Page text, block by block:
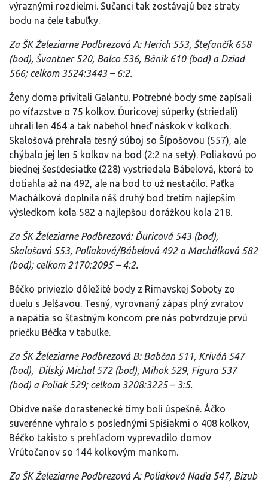
výraznými rozdielmi. Sučanci tak zostávajú bez straty
bodu na čele tabuľky.
Za ŠK Železiarne Podbrezová A: Herich 553, Štefančík 658
(bod), Švantner 520, Balco 536, Bánik 610 (bod) a Dziad
566; celkom 3524:3443 – 6:2.
Ženy doma privítali Galantu. Potrebné body sme zapísali
po víťazstve o 75 kolkov. Ďuricovej súperky (striedali)
uhrali len 464 a tak nabehol hneď náskok v kolkoch.
Skalošová prehrala tesný súboj so Šípošovou (557), ale
chýbalo jej len 5 kolkov na bod (2:2 na sety). Poliakovú po
biednej šesťdesiatke (228) vystriedala Bábelová, ktorá to
dotiahla až na 492, ale na bod to už nestačilo. Paťka
Machálková doplnila náš druhý bod tretím najlepším
výsledkom kola 582 a najlepšou dorážkou kola 218.
Za ŠK Železiarne Podbrezová: Ďuricová 543 (bod),
Skalošová 553, Poliaková/Bábelová 492 a Machálková 582
(bod); celkom 2170:2095 – 4:2.
Béčko priviezlo dôležité body z Rimavskej Soboty zo
duelu s Jelšavou. Tesný, vyrovnaný zápas plný zvratov
a napätia so šťastným koncom pre nás potvrdzuje prvú
priečku Béčka v tabuľke.
Za ŠK Železiarne Podbrezová B: Babčan 511, Kriváň 547
(bod), Dilský Michal 572 (bod), Mihok 529, Figura 537
(bod) a Poliak 529; celkom 3208:3225 – 3:5.
Obidve naše dorastenecké tímy boli úspešné. Áčko
suverénne vyhralo s poslednými Spišiakmi o 408 kolkov,
Béčko takisto s prehľadom vyprevadilo domov
Vrútočanov so 144 kolkovým mankom.
Za ŠK Železiarne Podbrezová A: Poliaková Naďa 547, Bizub